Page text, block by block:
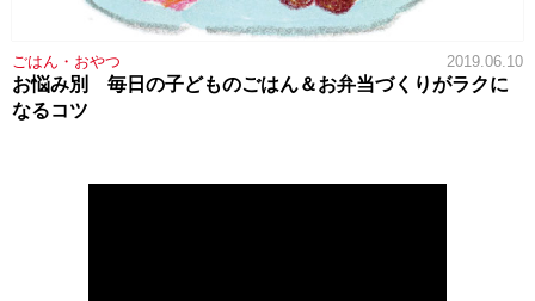
ごはん・おやつ 2019.06.10
お悩み別 毎日の子どものごはん＆お弁当づくりがラクに
なるコツ